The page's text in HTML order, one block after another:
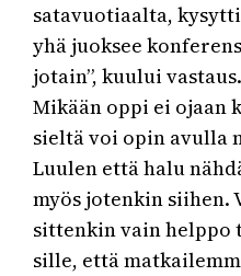
satavuotiaalta,
yhä juoksee
jotain”, kuului
Mikään oppi ei ojaan
sieltä voi opin avulla
Luulen että halu
myös jotenkin siihen.
sittenkin vain helppo
sille, että